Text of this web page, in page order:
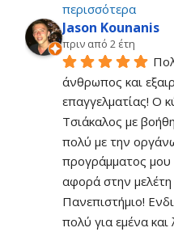
περισσότερα
Jason Kounanis
πριν από 2 έτη
άνθρωπος και
επαγγελματίας! Ο
Τσιάκαλος με
πολύ με την
προγράμματος
αφορά στην μελέτη
Πανεπιστήμιο!
πολύ για εμένα και